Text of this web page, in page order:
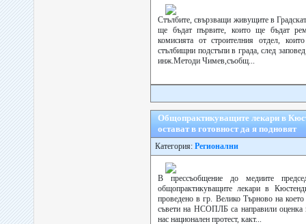
Стълбите, свързващи живущите в
ще бъдат първите, които ще бъдат
комисията от строителния отдел,
стълбищни подстъпи в града, след
инж.Методи Чимев,съобщ...
Общопрактикуващите лекари в
остават в готовност да я подновят
Категория: Регионални
В прессъобщение до медиите
общопрактикуващите лекари в
проведено в гр. Велико Търново на
съвети на НСОПЛБ са направили оценка
нас национален протест, какт...